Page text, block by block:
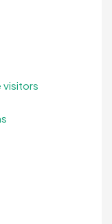
visitors